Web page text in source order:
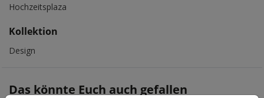
Hochzeitsplaza
Kollektion
Design
Das könnte Euch auch gefallen